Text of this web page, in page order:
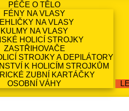
PÉČE O TĚLO
FÉNY NA VLASY
NA VLASY
KULMY NA VLASY
HOLICÍ STROJKY
ZASTŘIHOVAČE
STROJKY A DEPILÁTORY
K HOLICÍM STROJKŮM
ZUBNÍ KARTÁČKY
OSOBNÍ VÁHY